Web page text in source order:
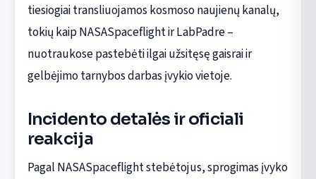
tiesiogiai transliuojamos kosmoso naujienų kanalų,
tokių kaip NASASpaceflight ir LabPadre –
nuotraukose pastebėti ilgai užsitęsę gaisrai ir
gelbėjimo tarnybos darbas įvykio vietoje.
Incidento detalės ir oficiali
reakcija
Pagal NASASpaceflight stebėtojus, sprogimas įvyko